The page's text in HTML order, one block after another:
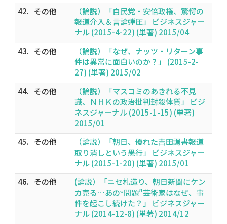
42. その他
（論説）「自民党・安倍政権、驚愕の
報道介入＆言論弾圧」 ビジネスジャー
ナル (2015-4-22) (単著) 2015/04
43. その他
（論説）「なぜ、ナッツ・リターン事
件は異常に面白いのか？」 (2015-2-
27) (単著) 2015/02
44. その他
（論説）「マスコミのあきれる不見
識、ＮＨＫの政治批判封殺体質」 ビジ
ネスジャーナル (2015-1-15) (単著)
2015/01
45. その他
（論説）「朝日、優れた吉田調書報道
取り消しという愚行」 ビジネスジャー
ナル (2015-1-20) (単著) 2015/01
46. その他
(論説）「ニセ札造り、朝日新聞にケン
カ売る…あの‶問題″芸術家はなぜ、事
件を起こし続けた？」 ビジネスジャー
ナル (2014-12-8) (単著) 2014/12